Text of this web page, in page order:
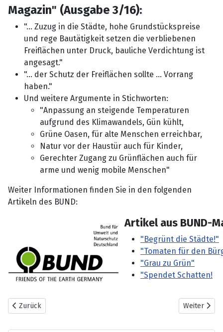
Magazin" (Ausgabe 3/16):
"... Zuzug in die Städte, hohe Grundstückspreise
und rege Bautätigkeit setzen die verbliebenen
Freiflächen unter Druck, bauliche Verdichtung ist
angesagt."
"... der Schutz der Freiflächen sollte ... Vorrang
haben."
Und weitere Argumente in Stichworten:
"Anpassung an steigende Temperaturen
aufgrund des Klimawandels, Gün kühlt,
Grüne Oasen, für alte Menschen erreichbar,
Natur vor der Haustür auch für Kinder,
Gerechter Zugang zu Grünflächen auch für
arme und wenig mobile Menschen"
Weiter Informationen finden Sie in den folgenden
Artikeln des BUND:
Artikel aus BUND-
"Begrünt die Städte!"
"Tomaten für den
"Grau zu Grün"
"Spendet Schatten!
Vorheriger Beitrag: Zeit zum Umplanen
Zurück Nächster
Weiter